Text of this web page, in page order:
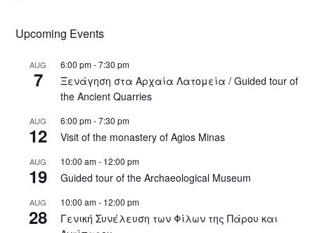
Upcoming Events
AUG
7
6:00 pm-7:30 pm
Ξενάγηση στα Αρχαία Λατομεία / Guided tour of
the Ancient Quarries
AUG
12
6:00 pm-7:30 pm
Visit of the monastery of Agios Minas
AUG
19
10:00 am- 12:00 pm
Guided tour of the Archaeological Museum
AUG
28
10:00 am- 12:00 pm
Γενική Συνέλευση των Φίλων της Πάρου και